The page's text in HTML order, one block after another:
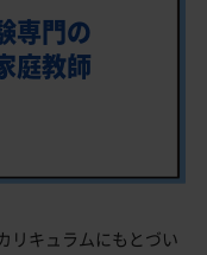
専門の
庭教師
リキュラムにもとづい